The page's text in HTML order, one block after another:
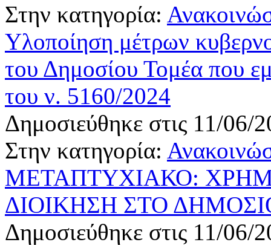
Στην κατηγορία:
Υλοποίηση μέτρων
του Δημοσίου Τομέα που
του ν. 5160/2024
Δημοσιεύθηκε στις 11/06/
Στην κατηγορία:
ΜΕΤΑΠΤΥΧΙΑΚΟ:
ΔΙΟΙΚΗΣΗ ΣΤΟ
Δημοσιεύθηκε στις 11/06/